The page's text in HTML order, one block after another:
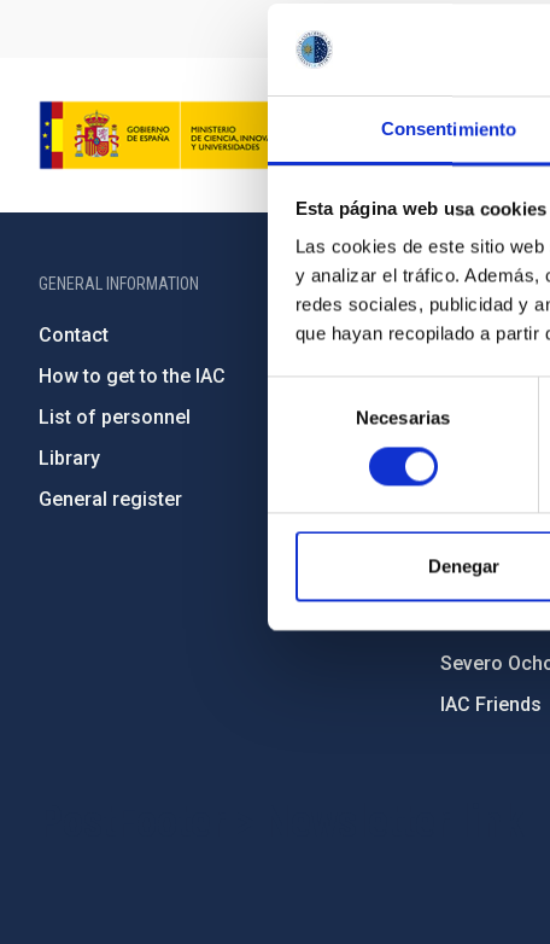
Consentimiento
Esta página web usa cookies
Las cookies de este sitio
y analizar el tráfico. Además,
redes sociales, publicidad y
que hayan recopilado a partir
consentimiento
Necesarias
Denegar
GENERAL INFORMATION
Contact
How to get to the IAC
List of personnel
Library
General register
ABOUT THE IAC
Legislation
Code of
Gender
Forever IAC
IAC Projects
Severo
IAC Friends